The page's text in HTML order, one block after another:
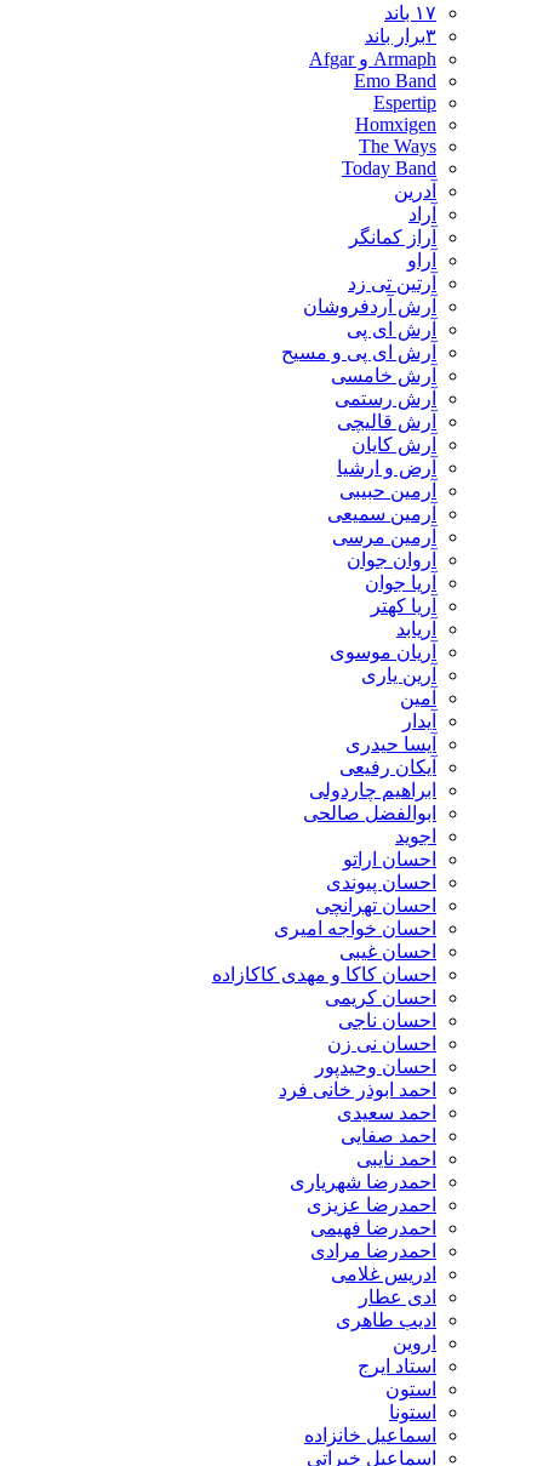
۱۷ باند
۳برار باند
Armaph و Afgar
Emo Band
Espertip
Homxigen
The Ways
Today Band
آدرین
آراد
آراز کمانگر
آراو
آرتین تی زد
آرش آردفروشان
آرش ای پی
آرش ای پی و مسیح
آرش خامسی
آرش رستمی
آرش قالیچی
آرش کایان
​آرض و ارشیا
آرمین حبیبی
آرمین سمیعی
آرمین مرسی
آروان جوان
آریا جوان
آریا کهتر
آریابد
آریان موسوی
آرین یاری
آمین
آیدار
آیسا حیدری
آیکان رفیعی
ابراهیم چاردولی
ابوالفضل صالحی
اجوید
احسان اراتو
احسان پیوندی
احسان تهرانچی
احسان خواجه امیری
احسان غیبی
احسان کاکا و مهدی کاکازاده
احسان کریمی
احسان ناجی
احسان نی زن
احسان وحیدپور
احمد ابوذر خانی فرد
احمد سعیدی
احمد صفایی
احمد نایبی
احمدرضا شهریاری
احمدرضا عزیزی
احمدرضا فهیمی
احمدرضا مرادی
ادریس غلامی
ادی عطار
ادیب طاهری
اروین
استاد ایرج
استون
استونا
اسماعیل خانزاده
اسماعیل خیراتی